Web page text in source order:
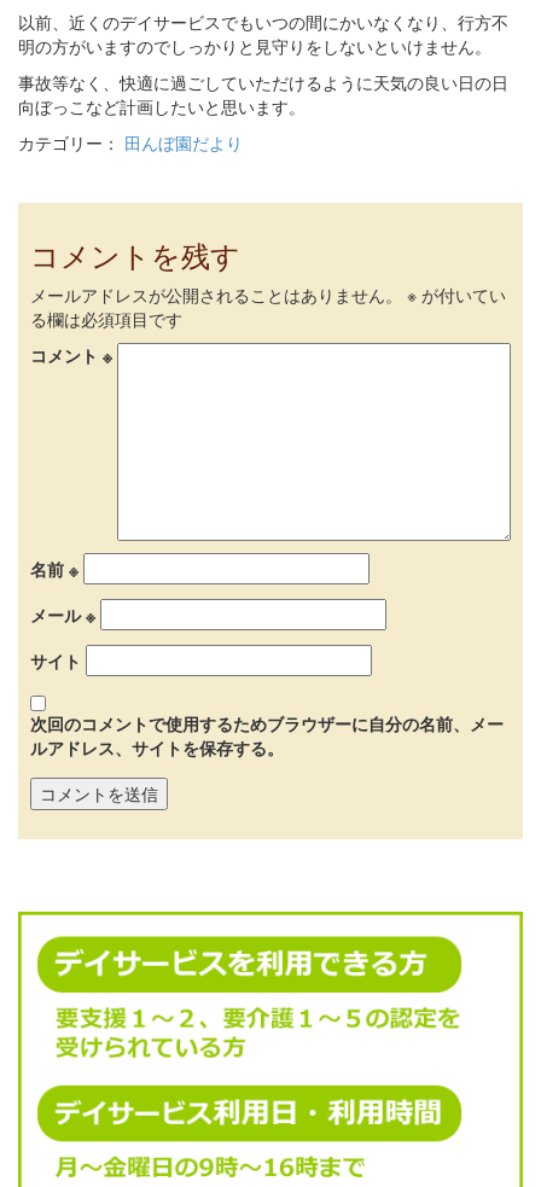
以前、近くのデイサービスでもいつの間にかいなくなり、行方不
明の方がいますのでしっかりと見守りをしないといけません。
事故等なく、快適に過ごしていただけるように天気の良い日の日
向ぼっこなど計画したいと思います。
カテゴリー： 田んぼ園だより
コメントを残す
メールアドレスが公開されることはありません。 ※ が付いてい
る欄は必須項目です
コメント ※
名前 ※
メール※
サイト
次回のコメントで使用するためブラウザーに自分の名前、メー
ルアドレス、サイトを保存する。